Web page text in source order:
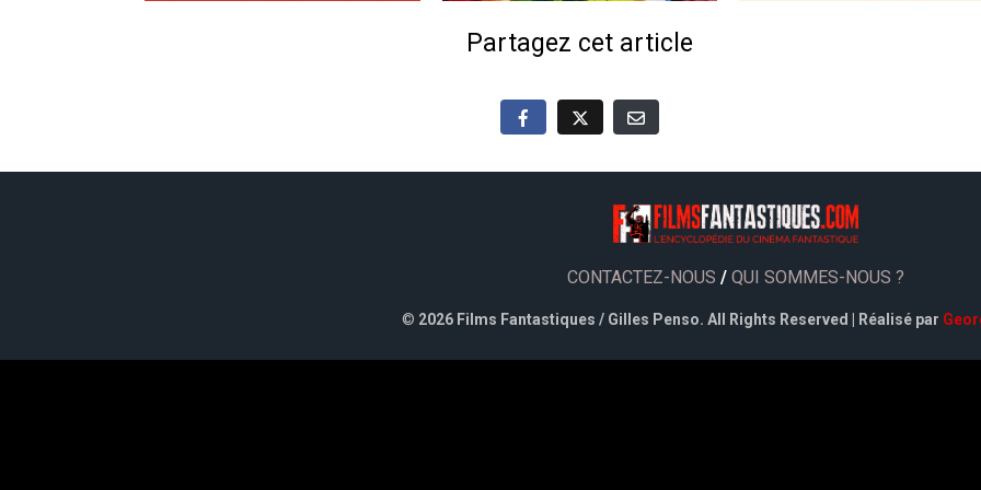
Partagez cet article
CONTACTEZ-NOUS / QUI SOMMES-NOUS ?
© 2026 Films Fantastiques / Gilles Penso. All Rights Reserved | Réalisé par